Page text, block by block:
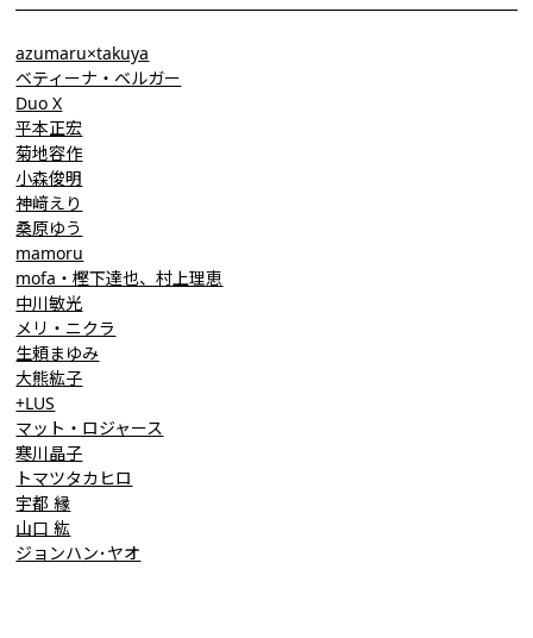
azumaru×takuya
ベティーナ・ベルガー
Duo X
平本正宏
菊地容作
小森俊明
神﨑えり
桑原ゆう
mamoru
mofa・樫下達也、村上理恵
中川敏光
メリ・ニクラ
生頼まゆみ
大熊紘子
+LUS
マット・ロジャース
寒川晶子
トマツタカヒロ
宇都 縁
山口 紘
ジョンハン･ヤオ